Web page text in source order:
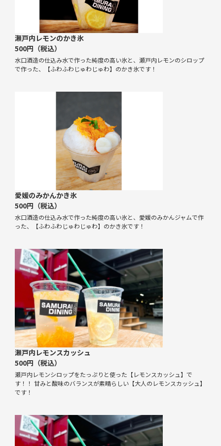
瀬戸内レモンのかき氷
500円（税込）
水口酒造の仕込み水で作った純度の高い氷と、瀬戸内レモンのシロップ
で作った、【ふわふわじゅわじゅわ】のかき氷です！
愛媛のみかんかき氷
500円（税込）
水口酒造の仕込み水で作った純度の高い氷と、愛媛のみかんジャムで作
った、【ふわふわじゅわじゅわ】のかき氷です！
瀬戸内レモンスカッシュ
500円（税込）
瀬戸内レモンシロップをたっぷりと使った【レモンスカッシュ】で
す！！ 甘みと酸味のバランスが素晴らしい【大人のレモンスカッシュ】
です！